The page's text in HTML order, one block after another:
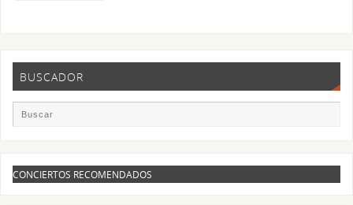
BUSCADOR
CONCIERTOS RECOMENDADOS